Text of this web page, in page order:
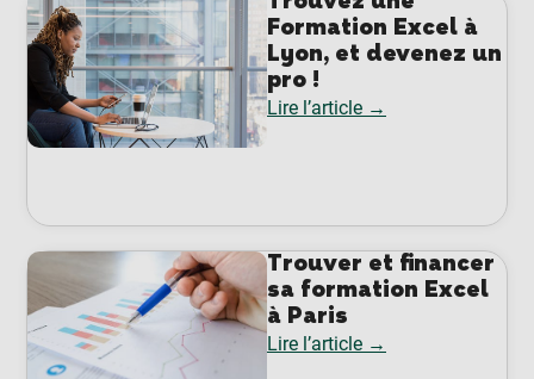
Formation Excel à
Lyon, et devenez un
pro !
Lire l’article →
Trouver et financer
sa formation Excel
à Paris
Lire l’article →